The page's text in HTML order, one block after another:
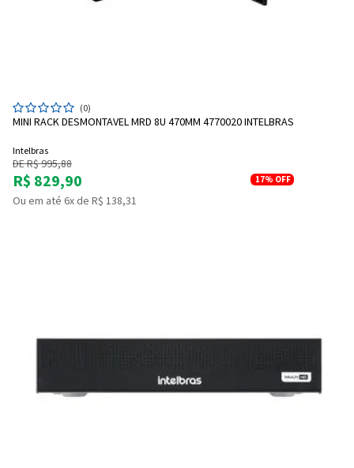
(0)
MINI RACK DESMONTAVEL MRD 8U 470MM 4770020 INTELBRAS
Intelbras
DE R$ 995,88
R$ 829,90 17% OFF
Ou em até 6x de R$ 138,31